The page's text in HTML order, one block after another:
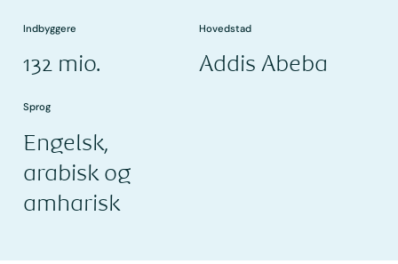
Indbyggere
132 mio.
Hovedstad
Addis Abeba
Sprog
Engelsk,
arabisk og
amharisk